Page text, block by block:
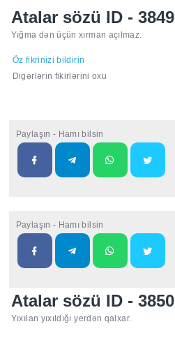
Atalar sözü ID - 3849
Yığma dən üçün xırman açılmaz.
Öz fikrinizi bildirin
Digərlərin fikirlərini oxu
Paylaşın - Hamı bilsin
Paylaşın - Hamı bilsin
Atalar sözü ID - 3850
Yıxılan yıxıldığı yerdən qalxar.